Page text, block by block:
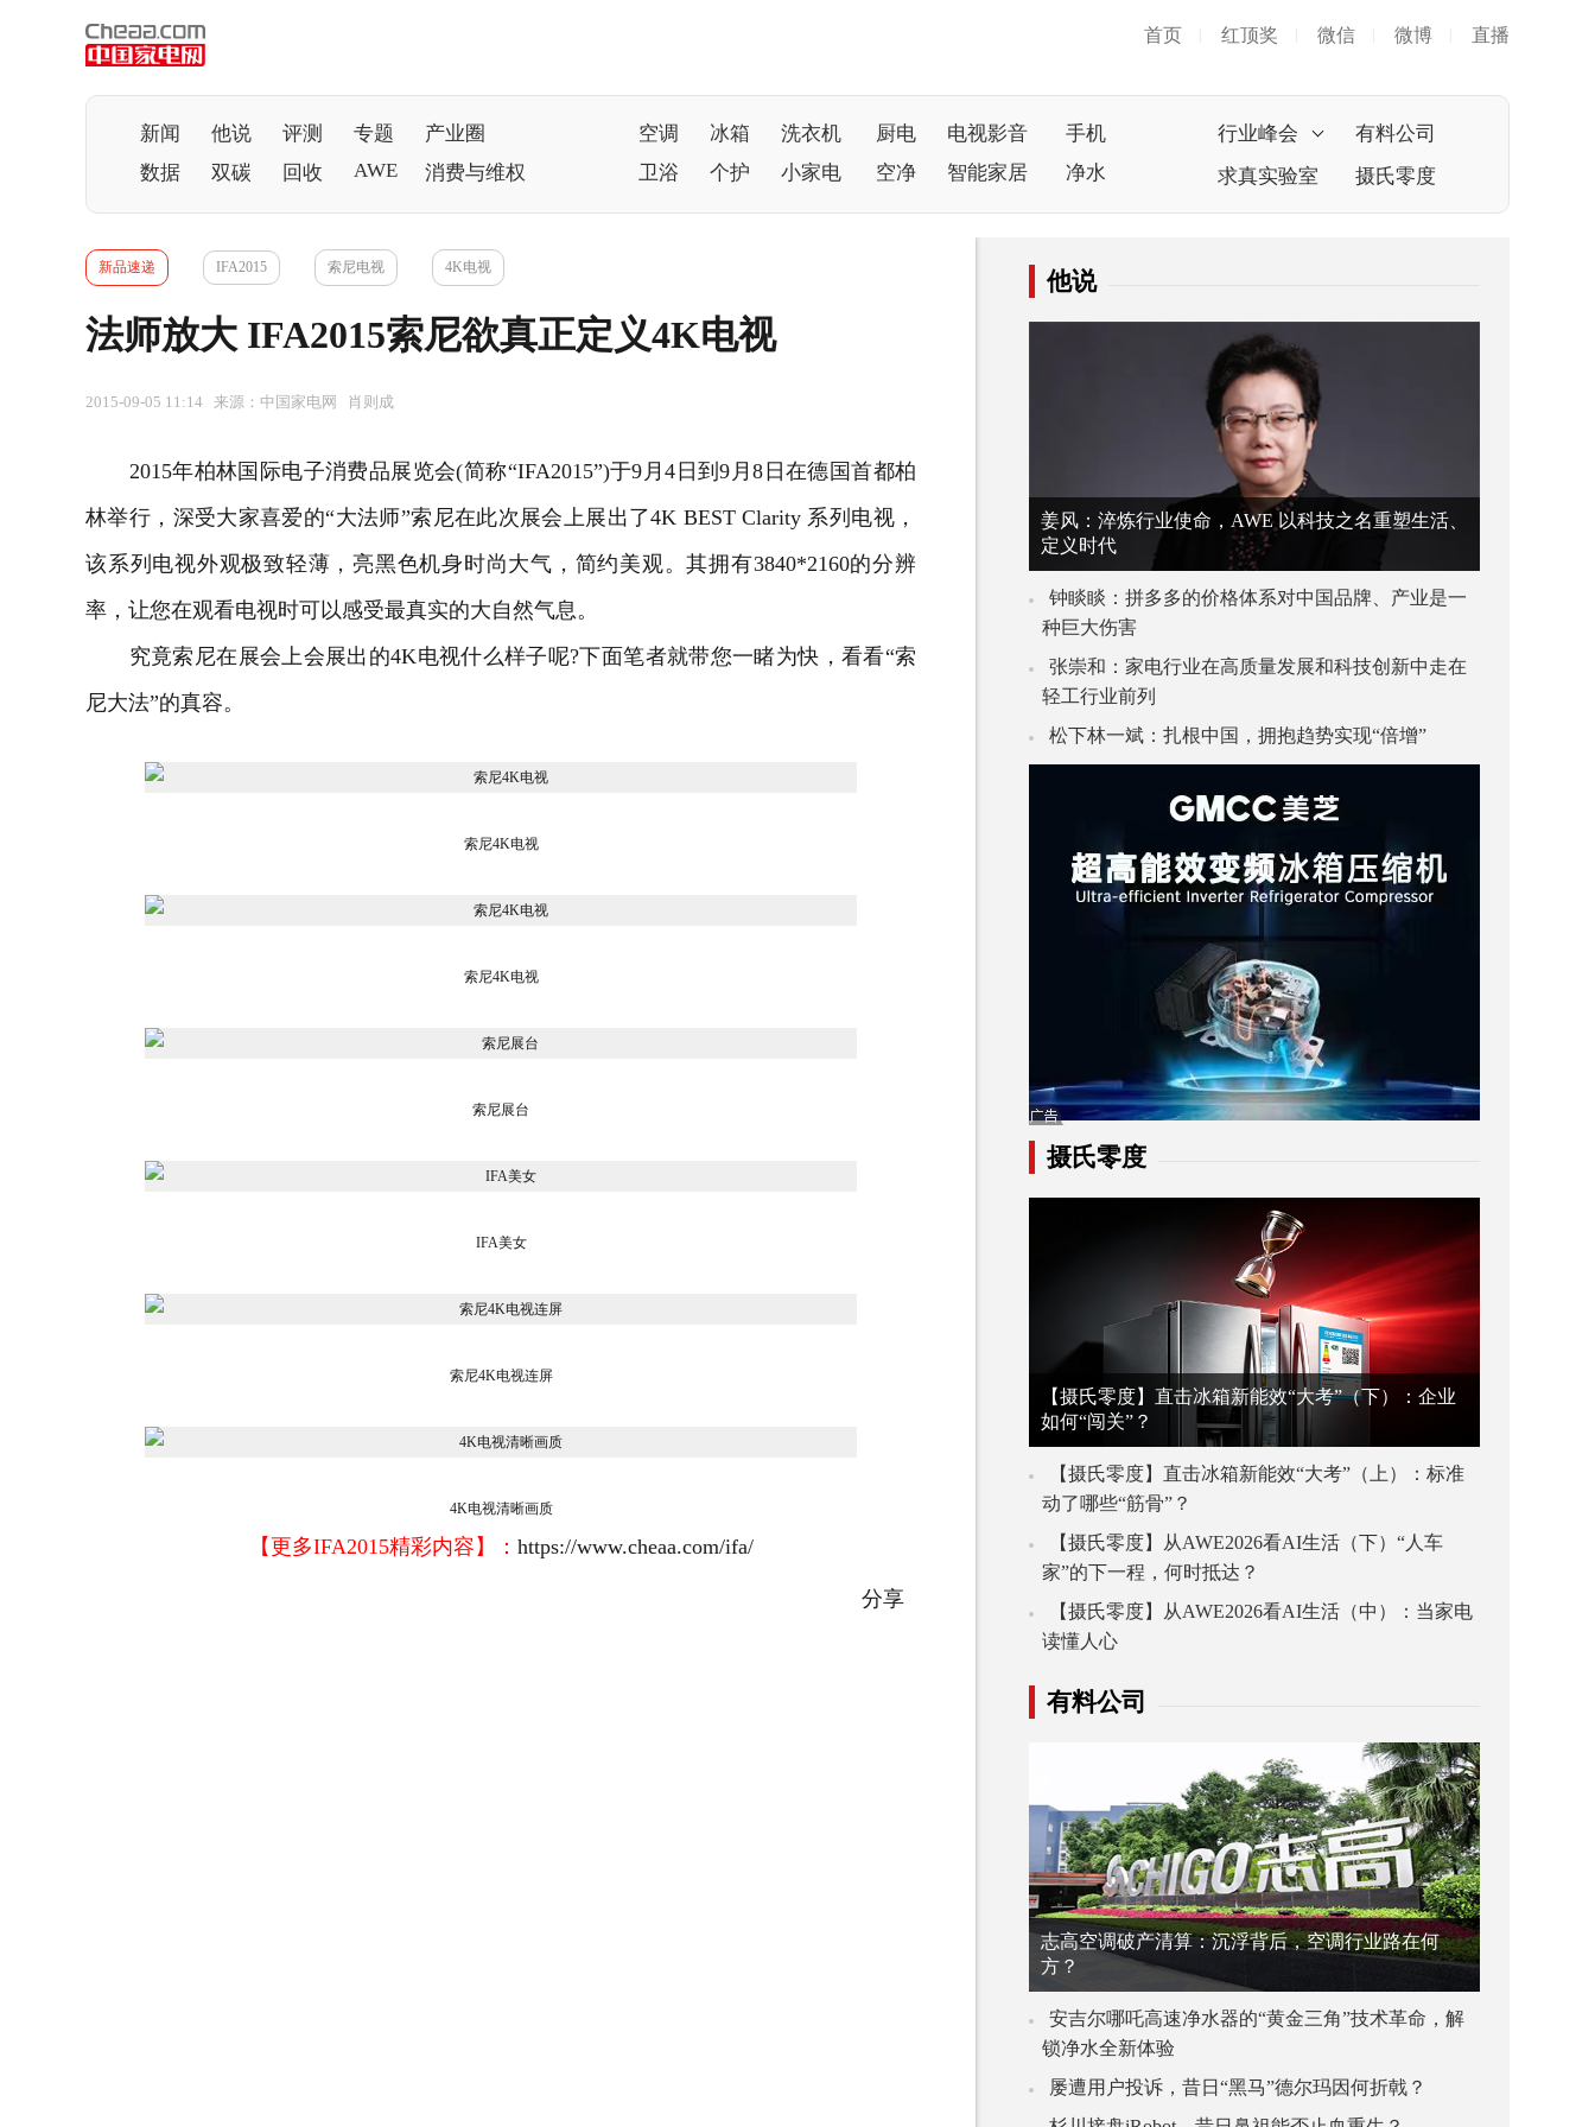
首页 红顶奖 微信 微博 直播
新闻 他说 评测 专题
产业圈
数据
双碳 回收 AWE 消费与维权
空调 冰箱 洗衣机 厨电 电视影音
手机
卫浴
个护 小家电 空净 智能家居 净水
行业峰会
有料公司
求真实验室
摄氏零度
新品速递 IFA2015 索尼电视 4K电视
法师放大 IFA2015索尼欲真正定义4K电视
2015-09-05 11:14 来源：中国家电网 肖则成
2015年柏林国际电子消费品展览会(简称“IFA2015”)于9月4日到9月8日在德国首都柏
林举行，深受大家喜爱的“大法师”索尼在此次展会上展出了4K BEST Clarity 系列 电视 ，
该系列电视外观极致轻薄，亮黑色机身时尚大气，简约美观。其拥有3840*2160的分辨
率，让您在观看电视时可以感受最真实的大自然气息。
究竟索尼在展会上会展出的4K电视什么样子呢?下面笔者就带您一睹为快，看看“索
尼大法”的真容。
索尼4K电视
索尼4K电视
索尼展台
IFA美女
索尼4K电视连屏
4K电视清晰画质
【更多IFA2015精彩内容】： https://www.cheaa.com/ifa/
分享
他说
姜风：淬炼行业使命，AWE 以科技之名重塑生活、
定义时代
钟睒睒：拼多多的价格体系对中国品牌、产业是一
种巨大伤害
张崇和：家电行业在高质量发展和科技创新中走在
轻工行业前列
松下林一斌：扎根中国，拥抱趋势实现“倍增”
摄氏零度
【摄氏零度】直击冰箱新能效“大考”（下）：企业
如何“闯关”？
【摄氏零度】直击冰箱新能效“大考”（上）：标准
动了哪些“筋骨”？
【摄氏零度】从AWE2026看AI生活（下）“人车
家”的下一程，何时抵达？
【摄氏零度】从AWE2026看AI生活（中）：当家电
读懂人心
有料公司
志高空调破产清算：沉浮背后，空调行业路在何
方？
安吉尔哪吒高速净水器的“黄金三角”技术革命，解
锁净水全新体验
屡遭用户投诉，昔日“黑马”德尔玛因何折戟？